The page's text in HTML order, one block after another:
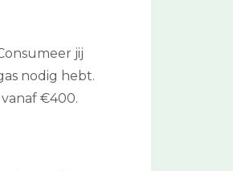
jij
nodig hebt.
€400.